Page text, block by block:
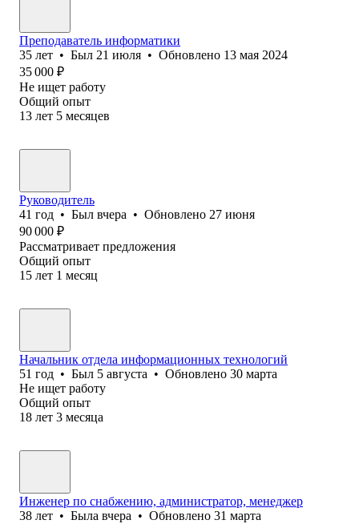
Преподаватель информатики
35 лет • Был 21 июля • Обновлено 13 мая 2024
35 000 ₽
Не ищет работу
Общий опыт
13 лет 5 месяцев
Руководитель
41 год • Был вчера • Обновлено 27 июня
90 000 ₽
Рассматривает предложения
Общий опыт
15 лет 1 месяц
Начальник отдела информационных технологий
51 год • Был 5 августа • Обновлено 30 марта
Не ищет работу
Общий опыт
18 лет 3 месяца
Инженер по снабжению, администратор, менеджер
38 лет • Была вчера • Обновлено 31 марта